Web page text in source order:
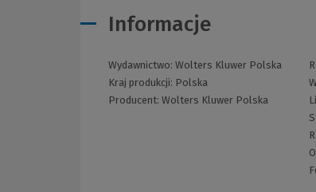
Informacje
Wydawnictwo: Wolters Kluwer Polska
Kraj produkcji: Polska
Producent: Wolters Kluwer Polska